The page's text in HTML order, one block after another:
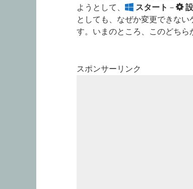
ようとして、
スタート －
としても、なぜか変更できな
す。いまのところ、このどちら
スポンサーリンク